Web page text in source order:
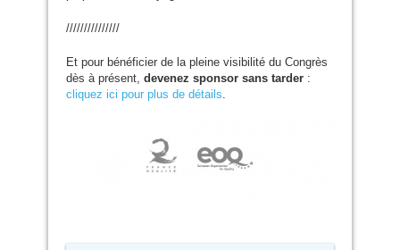
///////////////
Et pour bénéficier de la pleine visibilité du Congrès
dès à présent, devenez sponsor sans tarder :
cliquez ici pour plus de détails.